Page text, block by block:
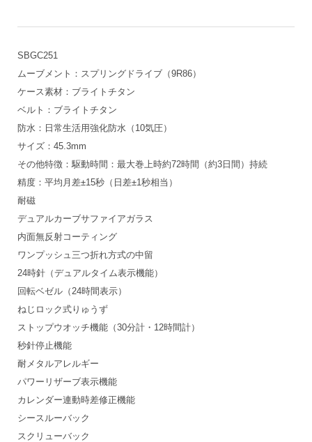
SBGC251
ムーブメント：スプリングドライブ（9R86）
ケース素材：ブライトチタン
ベルト：ブライトチタン
防水：日常生活用強化防水（10気圧）
サイズ：45.3mm
その他特徴：駆動時間：最大巻上時約72時間（約3日間）持続
精度：平均月差±15秒（日差±1秒相当）
耐磁
デュアルカーブサファイアガラス
内面無反射コーティング
ワンプッシュ三つ折れ方式の中留
24時針（デュアルタイム表示機能）
回転ベゼル（24時間表示）
ねじロック式りゅうず
ストップウオッチ機能（30分計・12時間計）
秒針停止機能
耐メタルアレルギー
パワーリザーブ表示機能
カレンダー連動時差修正機能
シースルーバック
スクリューバック